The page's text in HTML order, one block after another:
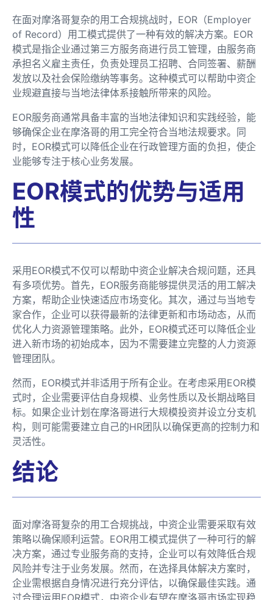
在面对摩洛哥复杂的用工合规挑战时，EOR（Employer
of Record）用工模式提供了一种有效的解决方案。EOR
模式是指企业通过第三方服务商进行员工管理，由服务商
承担名义雇主责任，负责处理员工招聘、合同签署、薪酬
发放以及社会保险缴纳等事务。这种模式可以帮助中资企
业规避直接与当地法律体系接触所带来的风险。
EOR服务商通常具备丰富的当地法律知识和实践经验，能
够确保企业在摩洛哥的用工完全符合当地法规要求。同
时，EOR模式可以降低企业在行政管理方面的负担，使企
业能够专注于核心业务发展。
EOR模式的优势与适用
性
采用EOR模式不仅可以帮助中资企业解决合规问题，还具
有多项优势。首先，EOR服务商能够提供灵活的用工解决
方案，帮助企业快速适应市场变化。其次，通过与当地专
家合作，企业可以获得最新的法律更新和市场动态，从而
优化人力资源管理策略。此外，EOR模式还可以降低企业
进入新市场的初始成本，因为不需要建立完整的人力资源
管理团队。
然而，EOR模式并非适用于所有企业。在考虑采用EOR模
式时，企业需要评估自身规模、业务性质以及长期战略目
标。如果企业计划在摩洛哥进行大规模投资并设立分支机
构，则可能需要建立自己的HR团队以确保更高的控制力和
灵活性。
结论
面对摩洛哥复杂的用工合规挑战，中资企业需要采取有效
策略以确保顺利运营。EOR用工模式提供了一种可行的解
决方案，通过专业服务商的支持，企业可以有效降低合规
风险并专注于业务发展。然而，在选择具体解决方案时，
企业需根据自身情况进行充分评估，以确保最佳实践。通
过合理运用EOR模式，中资企业有望在摩洛哥市场实现稳